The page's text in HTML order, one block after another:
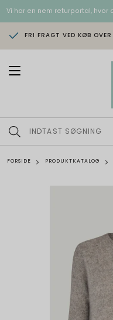
Vi har en nem returportal, hvor
FRI FRAGT VED KØB
T
n
a
i
FORSIDE PRODUKTKATALOG